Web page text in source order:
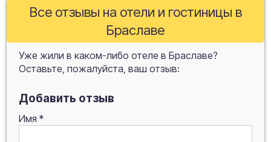
Все отзывы на отели и гостиницы в
Браславе
Уже жили в каком-либо отеле в Браславе?
Оставьте, пожалуйста, ваш отзыв:
Добавить отзыв
Имя *